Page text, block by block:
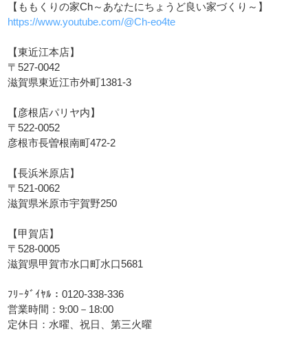
【ももくりの家Ch～あなたにちょうど良い家づくり～】
https://www.youtube.com/@Ch-eo4te
【東近江本店】
〒527-0042
滋賀県東近江市外町1381-3
【彦根店パリヤ内】
〒522-0052
彦根市長曽根南町472-2
【長浜米原店】
〒521-0062
滋賀県米原市宇賀野250
【甲賀店】
〒528-0005
滋賀県甲賀市水口町水口5681
ﾌﾘｰﾀﾞｲﾔﾙ：0120-338-336
営業時間：9:00－18:00
定休日：水曜、祝日、第三火曜